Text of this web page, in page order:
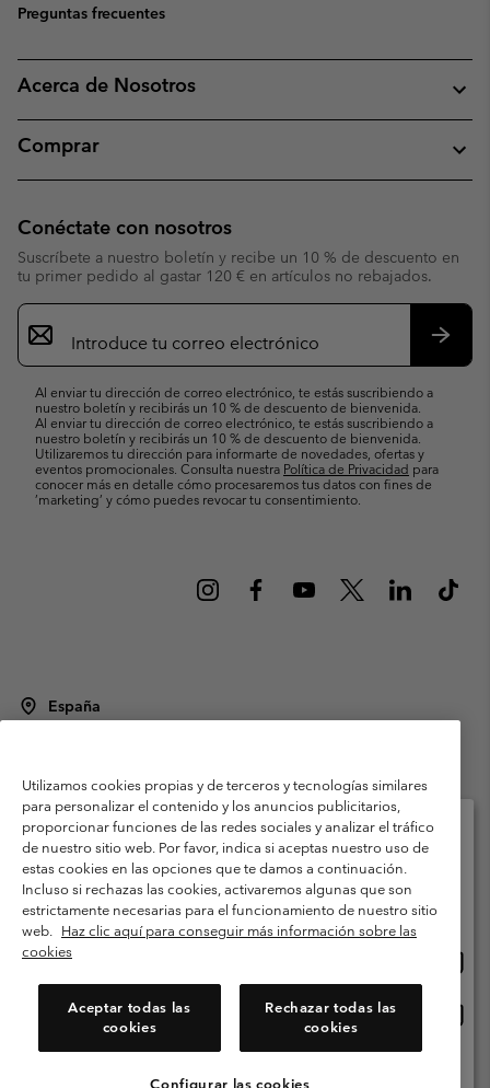
Preguntas frecuentes
Acerca de Nosotros
Comprar
Conéctate con nosotros
Suscríbete a nuestro boletín y recibe un 10 % de descuento en
tu primer pedido al gastar 120 € en artículos no rebajados.
Suscripción
de
correo
Al enviar tu dirección de correo electrónico, te estás suscribiendo a
nuestro boletín y recibirás un 10 % de descuento de bienvenida.
Al enviar tu dirección de correo electrónico, te estás suscribiendo a
nuestro boletín y recibirás un 10 % de descuento de bienvenida.
Utilizaremos tu dirección para informarte de novedades, ofertas y
eventos promocionales. Consulta nuestra Política de Privacidad para
conocer más en detalle cómo procesaremos tus datos con fines de
’marketing’ y cómo puedes revocar tu consentimiento.
España
Condiciones de uso
Terminos de Venta
Garantía
Política de Privacidad
Términos y condiciones del programa de miembros
Términos De Uso Del Contenido Generado Por Los Usuarios
Impressum
Cookies Public CBCR
Servicio al cliente: Lu. - Vi. de 9:00 a 13:00 y de 14:00 a 18:00
Utilizamos cookies propias y de terceros y tecnologías similares
para personalizar el contenido y los anuncios publicitarios,
proporcionar funciones de las redes sociales y analizar el tráfico
de nuestro sitio web. Por favor, indica si aceptas nuestro uso de
estas cookies en las opciones que te damos a continuación.
Incluso si rechazas las cookies, activaremos algunas que son
estrictamente necesarias para el funcionamiento de nuestro sitio
web. Haz clic aquí para conseguir más información sobre las
cookies
Aceptar todas las
cookies
Rechazar todas las
cookies
Selecciona tu país e idioma envío
Compras en línea disponibles
línea
España
Ver Todos Los Países